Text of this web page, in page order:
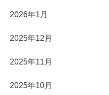
2026年1月
2025年12月
2025年11月
2025年10月